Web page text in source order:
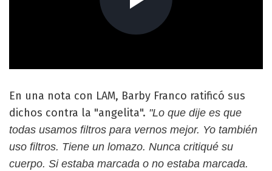
En una nota con LAM, Barby Franco ratificó sus
dichos contra la "angelita". "Lo que dije es que
todas usamos filtros para vernos mejor. Yo también
uso filtros. Tiene un lomazo. Nunca critiqué su
cuerpo. Si estaba marcada o no estaba marcada.